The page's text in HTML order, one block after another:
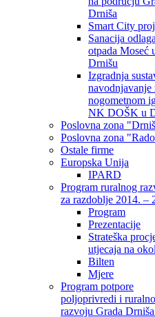
Drniša
Smart City
Sanacija
otpada Moseć
Drnišu
Izgradnja
navodnjavanje
nogometnom
NK DOŠK u
Poslovna zona
Poslovna zona
Ostale firme
Europska Unija
IPARD
Program ruralnog
za razdoblje 2014. –
Program
Prezentacije
Strateška
utjecaja na
Bilten
Mjere
Program potpore
poljoprivredi i
razvoju Grada